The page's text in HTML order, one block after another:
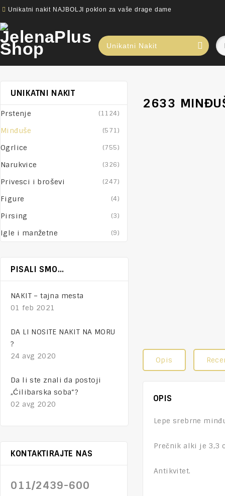
Unikatni nakit NAJBOLJI poklon za vaše drage dame
Unikatni Nakit
2633
Opis
OPIS
Lepe srebrne
Prečnik alki je 3,3
Antikvitet.
UNIKATNI NAKIT
Prstenje (1124)
Minđuše (571)
Ogrlice (755)
Narukvice (326)
Privesci i broševi (247)
Figure (4)
Pirsing (3)
Igle i manžetne (9)
PISALI SMO…
NAKIT – tajna mesta
01 feb 2021
DA LI NOSITE NAKIT NA MORU
?
24 avg 2020
Da li ste znali da postoji
„Ćilibarska soba“?
02 avg 2020
KONTAKTIRAJTE NAS
011/2439-600